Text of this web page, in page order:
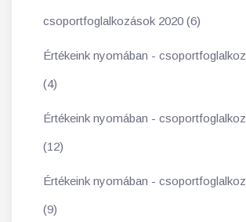
csoportfoglalkozások 2020 (6)
Értékeink nyomában -
(4)
Értékeink nyomában -
(12)
Értékeink nyomában -
(9)